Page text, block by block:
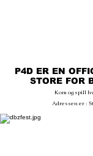
P4D ER EN
STORE FOR
Kom og spill
Adressen er :